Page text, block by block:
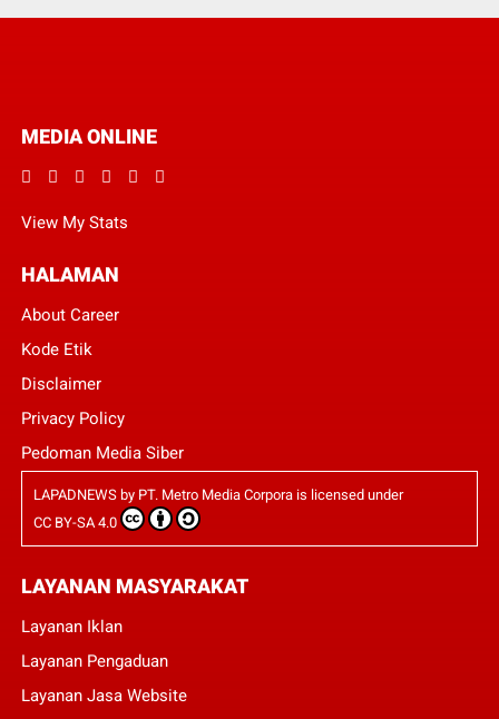
MEDIA ONLINE
View My Stats
HALAMAN
About Career
Kode Etik
Disclaimer
Privacy Policy
Pedoman Media Siber
LAPADNEWSby PT. Metro Media Corporais licensed under
CC BY-SA 4.0
LAYANAN MASYARAKAT
Layanan Iklan
Layanan Pengaduan
Layanan Jasa Website